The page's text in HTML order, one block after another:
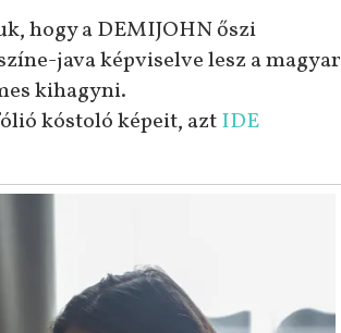
hogy a DEMIJOHN őszi
java képviselve lesz a magyar
kihagyni.
kóstoló képeit, aztIDE